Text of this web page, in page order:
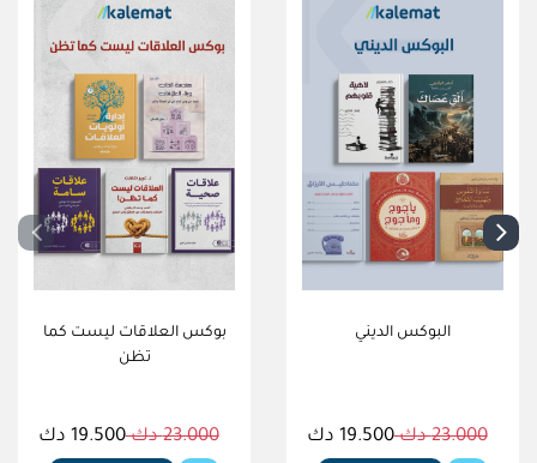
بوكس العلاقات ليست كما
تظن
23.000 دك 19.500 دك
البوكس الديني
23.000 دك 19.500 دك